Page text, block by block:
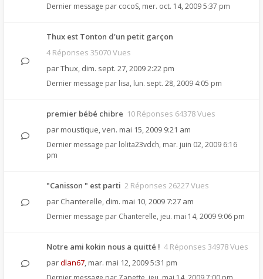
Dernier message par cocoS, mer. oct. 14, 2009 5:37 pm
Thux est Tonton d'un petit garçon
4 Réponses 35070 Vues
parThux, dim. sept. 27, 2009 2:22 pm
Dernier message par lisa, lun. sept. 28, 2009 4:05 pm
premier bébé chibre 10 Réponses 64378 Vues
par moustique,ven. mai 15, 2009 9:21 am
Dernier message par lolita23vdch, mar. juin 02, 2009 6:16
pm
"Canisson " est parti 2 Réponses 26227 Vues
par Chanterelle, dim. mai 10, 2009 7:27 am
Dernier message par Chanterelle, jeu. mai 14, 2009 9:06 pm
Notre ami kokin nous a quitté ! 4 Réponses 34978 Vues
pardlan67, mar. mai 12, 2009 5:31 pm